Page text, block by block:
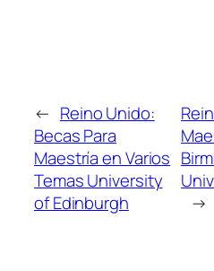
← Reino Unido:
Becas Para
Maestría en Varios
Temas University
of Edinburgh
→